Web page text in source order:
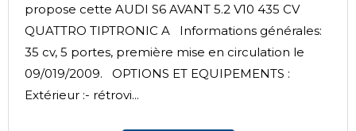
propose cette AUDI S6 AVANT 5.2 V10 435 CV
QUATTRO TIPTRONIC A Informations générales:
35 cv, 5 portes, première mise en circulation le
09/019/2009. OPTIONS ET EQUIPEMENTS :
Extérieur :- rétrovi...